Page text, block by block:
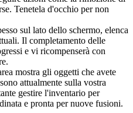
Tenetela d'occhio per non
sul lato dello schermo, elenca
Il completamento delle
e vi ricompenserà con
mostra gli oggetti che avete
attualmente sulla vostra
gestire l'inventario per
e pronta per nuove fusioni.